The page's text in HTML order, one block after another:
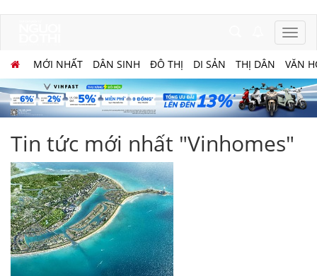
MỚI NHẤT DÂN SINH ĐÔ THỊ DI SẢN THỊ DÂN VĂN
Tin tức mới nhất "Vinhomes"